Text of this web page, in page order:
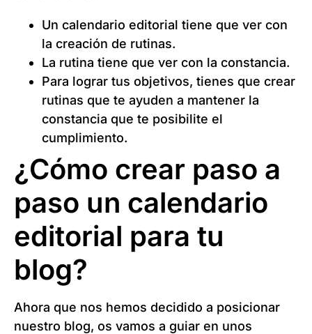
Un calendario editorial tiene que ver con
la creación de rutinas.
La rutina tiene que ver con la constancia.
Para lograr tus objetivos, tienes que crear
rutinas que te ayuden a mantener la
constancia que te posibilite el
cumplimiento.
¿Cómo crear paso a
paso un calendario
editorial para tu
blog?
Ahora que nos hemos decidido a posicionar
nuestro blog, os vamos a guiar en unos